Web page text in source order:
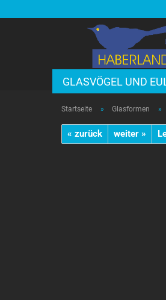
GLASVÖGEL UND
Startseite » Glasformen »
« zurück weiter »